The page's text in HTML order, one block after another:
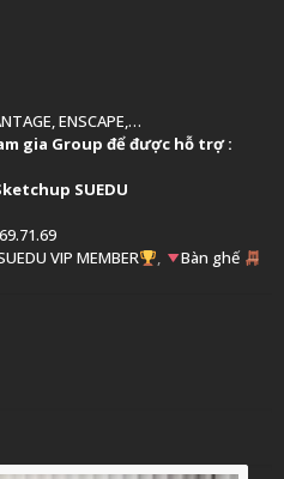
ENSCAPE,…
gia Group để được hỗ trợ :
SUEDU
VIP MEMBER , Bàn ghế